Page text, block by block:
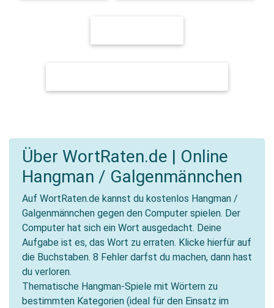
Über WortRaten.de | Online
Hangman / Galgenmännchen
Auf WortRaten.de kannst du kostenlos Hangman /
Galgenmännchen gegen den Computer spielen. Der
Computer hat sich ein Wort ausgedacht. Deine
Aufgabe ist es, das Wort zu erraten. Klicke hierfür auf
die Buchstaben. 8 Fehler darfst du machen, dann hast
du verloren.
Thematische Hangman-Spiele mit Wörtern zu
bestimmten Kategorien (ideal für den Einsatz im